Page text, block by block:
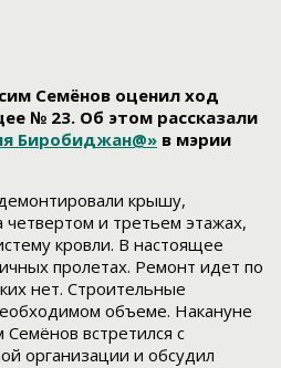
Семёнов оценил ход
№ 23. Об этом рассказали
Биробиджан@» в мэрии
крышу,
и третьем этажах,
кровли. В настоящее
пролетах. Ремонт идет по
нет. Строительные
объеме. Накануне
встретился с
организации и обсудил